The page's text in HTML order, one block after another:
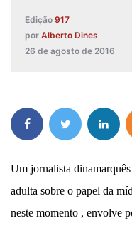
Edição 917
por Alberto Dines
26 de agosto de 2016
Um jornalista
adulta sobre o papel da
neste momento , envolve